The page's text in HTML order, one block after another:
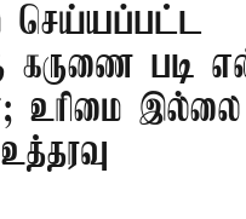
செய்யப்பட்ட
கருணை படி
உரிமை